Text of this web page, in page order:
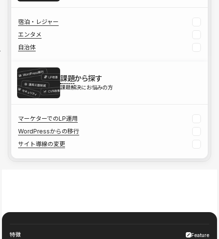
宿泊・レジャー
エンタメ
自治体
課題から探す
課題解決にお悩みの方
マーケターでのLP運用
WordPressからの移行
サイト導線の変更
特徴 Feature